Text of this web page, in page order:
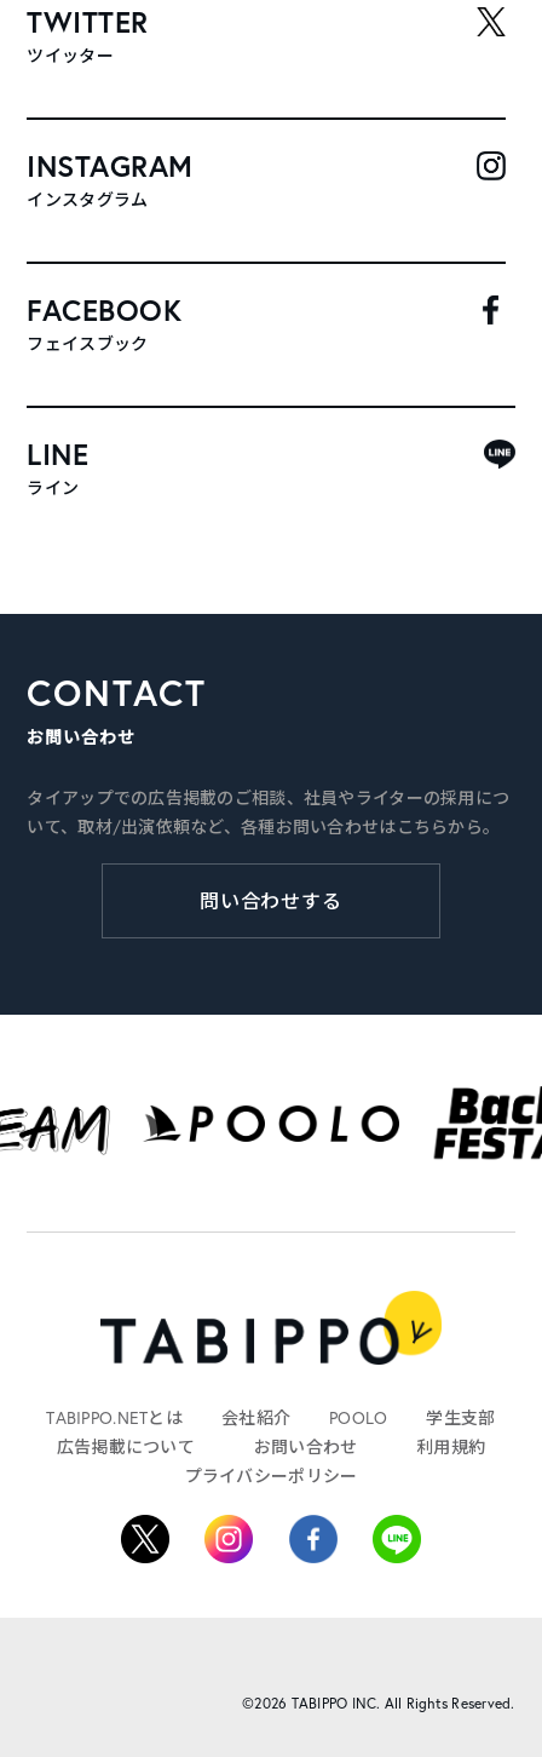
TWITTER
ツイッター
INSTAGRAM
インスタグラム
FACEBOOK
フェイスブック
LINE
ライン
CONTACT
お問い合わせ
タイアップでの広告掲載のご相談、社員やライターの採用につ
いて、取材/出演依頼など、各種お問い合わせはこちらから。
問い合わせする
TABIPPO.NETとは 会社紹介 POOLO
学生支部
広告掲載について
お問い合わせ
利用規約
プライバシーポリシー
©2026 TABIPPO INC. All Rights Reserved.